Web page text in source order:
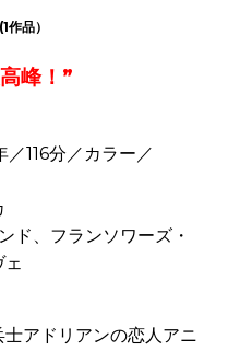
(1作品）
峰！”
／116分／カラー／
ド、フランソワーズ・
ェ
アドリアンの恋人アニ